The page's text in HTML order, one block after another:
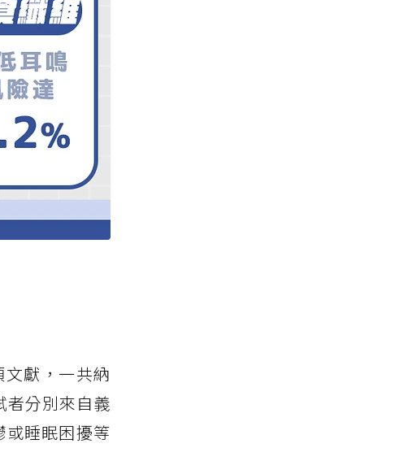
獻，一共納
者分別來自義
睡眠困擾等